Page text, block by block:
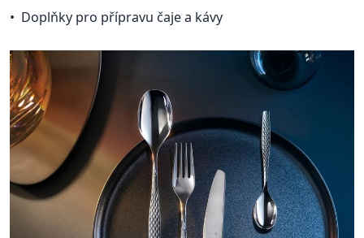
Doplňky pro přípravu čaje a kávy